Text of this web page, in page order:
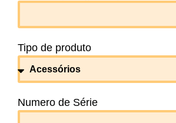
Tipo de produto
Numero de Série